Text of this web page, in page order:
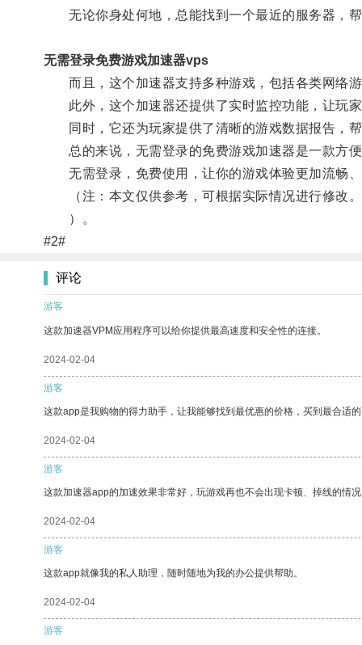
无论你身处何地，总能找到一个最近的服务器，帮
无需登录免费游戏加速器vps
而且，这个加速器支持多种游戏，包括各类网络
此外，这个加速器还提供了实时监控功能，让玩家
同时，它还为玩家提供了清晰的游戏数据报告，帮
总的来说，无需登录的免费游戏加速器是一款方便
无需登录，免费使用，让你的游戏体验更加流畅、
（注：本文仅供参考，可根据实际情况进行修改。
）。
#2#
评论
游客
这款加速器VPM应用程序可以给你提供最高速度和安全性的连接。
2024-02-04
游客
这款app是我购物的得力助手，让我能够找到最优惠的价格，买到最合适
2024-02-04
游客
这款加速器app的加速效果非常好，玩游戏再也不会出现卡顿、掉线的情
2024-02-04
游客
这款app就像我的私人助理，随时随地为我的办公提供帮助。
2024-02-04
游客